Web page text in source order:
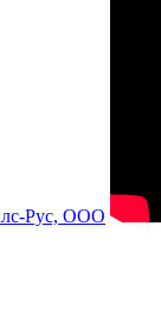
Рус, ООО